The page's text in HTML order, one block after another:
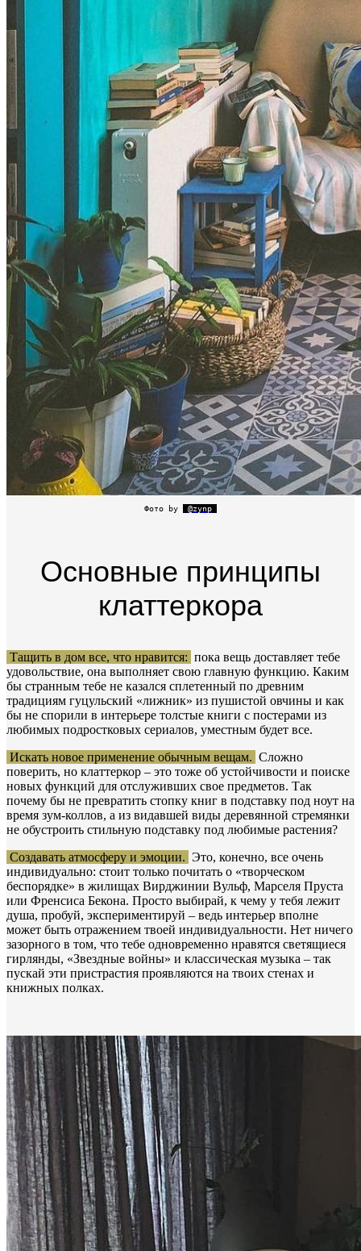
Фото by @zynp
Основные принципы
клаттеркора
Тащить в дом все, что нравится: пока вещь доставляет тебе
удовольствие, она выполняет свою главную функцию. Каким
бы странным тебе не казался сплетенный по древним
традициям гуцульский «лижник» из пушистой овчины и как
бы не спорили в интерьере толстые книги с постерами из
любимых подростковых сериалов, уместным будет все.
Искать новое применение обычным вещам. Сложно
поверить, но клаттеркор – это тоже об устойчивости и поиске
новых функций для отслуживших свое предметов. Так
почему бы не превратить стопку книг в подставку под ноут на
время зум-коллов, а из видавшей виды деревянной стремянки
не обустроить стильную подставку под любимые растения?
Создавать атмосферу и эмоции. Это, конечно, все очень
индивидуально: стоит только почитать о «творческом
беспорядке» в жилищах Вирджинии Вульф, Марселя Пруста
или Френсиса Бекона. Просто выбирай, к чему у тебя лежит
душа, пробуй, экспериментируй – ведь интерьер вполне
может быть отражением твоей индивидуальности. Нет ничего
зазорного в том, что тебе одновременно нравятся светящиеся
гирлянды, «Звездные войны» и классическая музыка – так
пускай эти пристрастия проявляются на твоих стенах и
книжных полках.